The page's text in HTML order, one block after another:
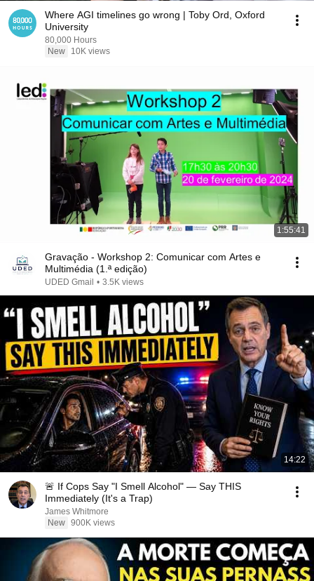
Where AGI timelines go wrong | Toby Ord, Oxford
University
80,000 Hours
New
10K views
1:55:41
Gravação - Workshop 2: Comunicar com Artes e
Multimédia (1.ª edição)
UDED Gmail • 3.5K views
14:22
🚨 If Cops Say "I Smell Alcohol" — Say THIS
Immediately (It's a Trap)
James Whitmore
New 900K views